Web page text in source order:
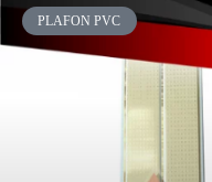
PLAFON PVC